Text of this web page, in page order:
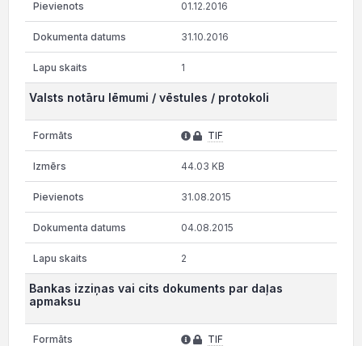
01.12.2016
31.10.2016
1
Valsts notāru lēmumi / vēstules / protokoli
TIF
44.03 KB
31.08.2015
04.08.2015
2
Bankas izziņas vai cits dokuments par daļas
apmaksu
TIF